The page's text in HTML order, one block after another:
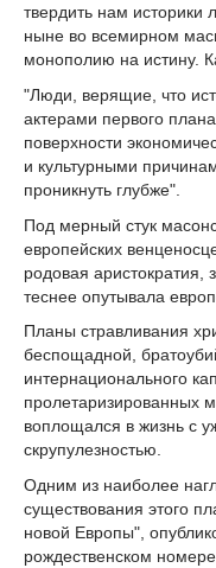
твердить нам историки
ныне во всемирном
монополию на истину.
"Люди, верящие, что
актерами первого
поверхности
и культурными
проникнуть глубже".
Под мерный стук
европейских
родовая аристократия,
теснее опутывала
Планы стравливания
беспощадной,
интернационального
пролетаризированных
воплощался в жизнь с
скрупулезностью.
Одним из наиболее
существования этого
новой Европы",
рождественском